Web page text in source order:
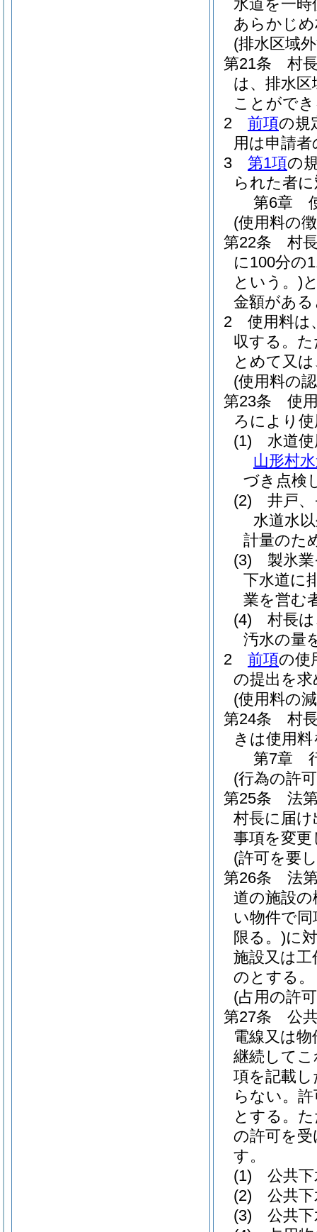
水道を一
あらかじ
(排水区域
第21条
村
は、排水
ことがで
2
前項の規
用は申請
3
第1項の
られた者
第6章
(使用料の
第22条
村
に100分の
という。)
金額があ
2
使用料は
収する。
とめて又
(使用料の
第23条
使
ろにより
(1)
水道
山形村
づき点検
(2)
井戸
水道水
計量のた
(3)
製氷
下水道に
業を営む
(4)
村長
汚水の量
2
前項の使
の提出を
(使用料の
第24条
村
きは使用
第7章
(行為の許
第25条
法
村長に届
事項を変
(許可を要
第26条
法
道の施設
い物件で
限る。)に
施設又は
のとする。
(占用の許
第27条
公
電線又は
継続して
項を記載
らない。
とする。
の許可を
す。
(1)
公共
(2)
公共
(3)
公共